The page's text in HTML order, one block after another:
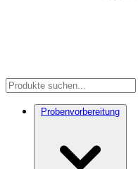
Probenvorbereitung